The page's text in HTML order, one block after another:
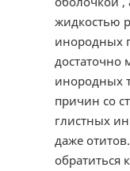
жидкостью
инородных
достаточно
инородных
причин со
глистных
даже
обратиться